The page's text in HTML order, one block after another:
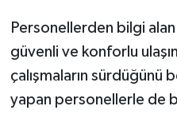
Personellerden bilgi
güvenli ve konforlu
çalışmaların
yapan personellerle de
İNSAN
Jandarma